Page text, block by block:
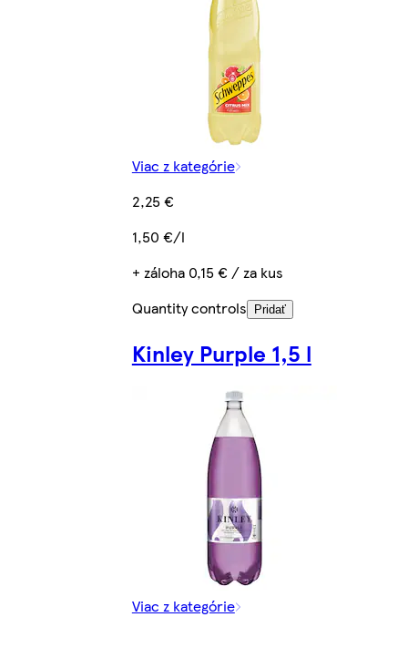
Viac z kategórie
2,25 €
1,50 €/l
+ záloha 0,15 € / za kus
Quantity controls
Pridať
Kinley Purple 1,5 l
Viac z kategórie